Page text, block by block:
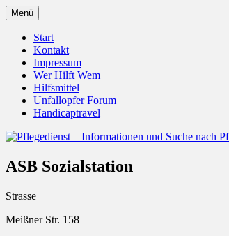
Zum
Inhalt
springen
Pflegedienst –
Menü
Start
Kontakt
Impressum
Wer Hilft Wem
Hilfsmittel
Unfallopfer Forum
Handicaptravel
ASB Sozialstation
Strasse
Meißner Str. 158